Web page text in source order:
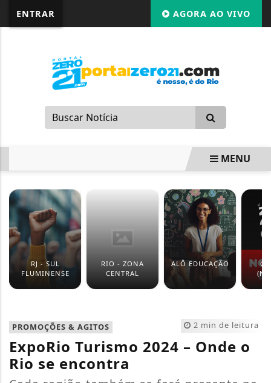
ENTRAR AGORA AO VIVO
MENU
RJ - SUL
FLUMINENSE
RIO - ZONA
CENTRAL
ALÔ EDUCAÇÃO
2 min de leitura
PROMOÇÕES & AGITOS
ExpoRio Turismo 2024 – Onde o
Rio se encontra